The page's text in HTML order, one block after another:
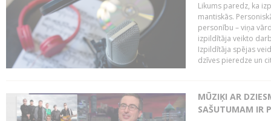
Likums paredz, ka
mantiskās.
personību – viņa
izpildītāja veikto
Izpildītāja spējas
dzīves pieredze un
MŪZIĶI AR
SAŠUTUMAM IR